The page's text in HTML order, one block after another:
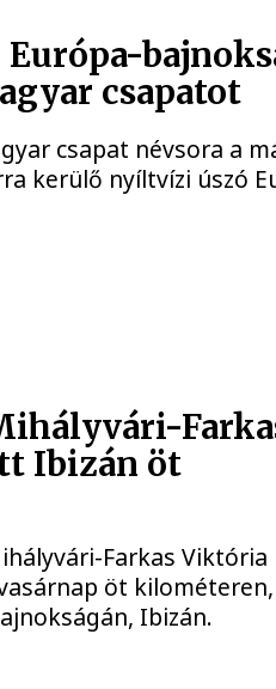
csapatot
csapat névsora a
kerülő nyíltvízi úszó
Ibizán öt
Farkas Viktória
öt
Ibizán.